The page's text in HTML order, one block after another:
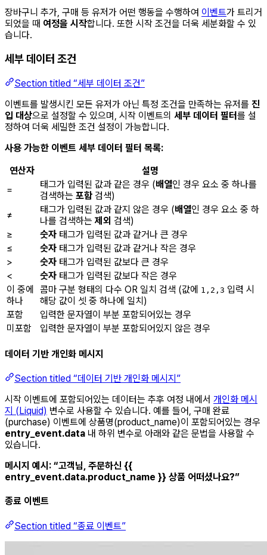
장바구니 추가, 구매 등 유저가 어떤 행동을 수행하여 이벤트가 트리거
되었을 때 여정을 시작합니다. 또한 시작 조건을 더욱 세분화할 수 있
습니다.
세부 데이터 조건
Section titled “세부 데이터 조건”
이벤트를 발생시킨 모든 유저가 아닌 특정 조건을 만족하는 유저를 진
입 대상으로 설정할 수 있으며, 시작 이벤트의 세부 데이터 필터를 설
정하여 더욱 세밀한 조건 설정이 가능합니다.
사용 가능한 이벤트 세부 데이터 필터 목록:
연산자
설명
=
태그가 입력된 값과 같은 경우 (배열인 경우 요소 중 하나를
검색하는 포함 검색)
≠
태그가 입력된 값과 같지 않은 경우 (배열인 경우 요소 중 하
나를 검색하는제외 검색)
≥
숫자 태그가 입력된 값과 같거나 큰 경우
≤
숫자 태그가 입력된 값과 같거나 작은 경우
>
숫자 태그가 입력된 값보다 큰 경우
<
숫자 태그가 입력된 값보다 작은 경우
이 중에
하나
콤마 구분 형태의 다수 OR 일치 검색 (값에 1,2,3 입력 시
해당 값이 셋 중 하나에 일치)
포함
입력한 문자열이 부분 포함되어있는 경우
미포함
입력한 문자열이 부분 포함되어있지 않은 경우
데이터 기반 개인화 메시지
Section titled “데이터 기반 개인화 메시지”
시작 이벤트에 포함되어있는 데이터는 추후 여정 내에서 개인화 메시
지 (Liquid) 변수로 사용할 수 있습니다. 예를 들어, 구매 완료
(purchase) 이벤트에 상품명(product_name)이 포함되어있는 경우
entry_event.data 내 하위 변수로 아래와 같은 문법을 사용할 수
있습니다.
메시지 예시: “고객님, 주문하신 {{
entry_event.data.product_name }} 상품 어떠셨나요?”
종료 이벤트
Section titled “종료 이벤트”